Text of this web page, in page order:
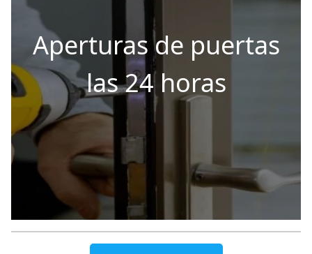
Aperturas de puertas
las 24 horas